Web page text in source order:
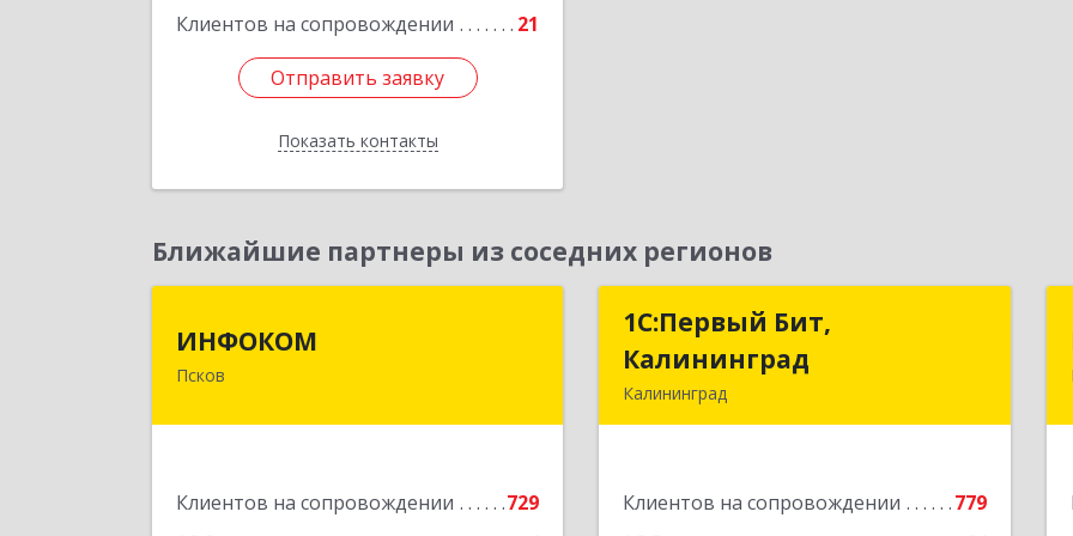
Клиентов на сопровождении 21
Отправить заявку
Показать контакты
Подробнее
Отправить заявку
Назад
Ближайшие партнеры из соседних регионов
ИНФОКОМ
Псков
Клиентов на сопровождении
729
1С:Первый Бит,
Калининград
Калининград
Клиентов на сопровождении
779
1С:Первый Бит,
Калининград